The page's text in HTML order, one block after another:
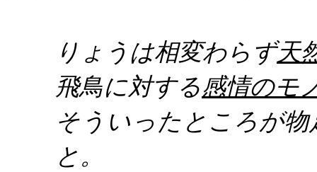
りょうは相変わらず天
飛鳥に対する感情のモ
そういったところが
と。